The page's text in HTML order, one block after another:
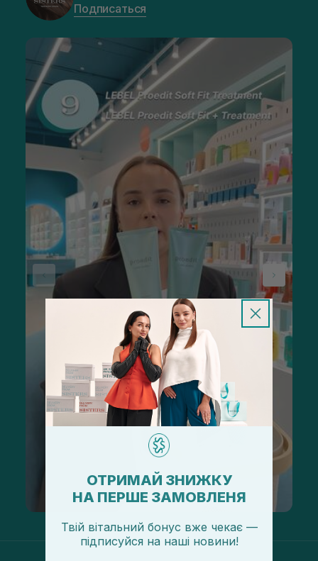
Подписаться
ОТРИМАЙ ЗНИЖКУ
НА ПЕРШЕ ЗАМОВЛЕНЯ
Твій вітальний бонус вже чекає —
підписуйся на наші новини!